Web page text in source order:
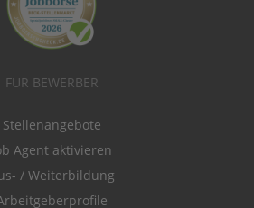
FÜR BEWERBER
Stellenangebote
Agent aktivieren
/ Weiterbildung